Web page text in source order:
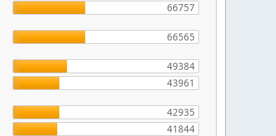
66757
66565
49384
43961
42935
41844